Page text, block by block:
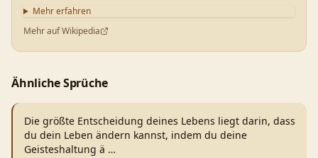
Mehr erfahren
Mehr auf Wikipedia
Ähnliche Sprüche
Die größte Entscheidung deines Lebens liegt darin, dass
du dein Leben ändern kannst, indem du deine
Geisteshaltung ä …